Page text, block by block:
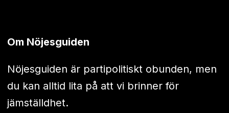
Om Nöjesguiden
Nöjesguiden är partipolitiskt obunden, men
du kan alltid lita på att vi brinner för
jämställdhet.